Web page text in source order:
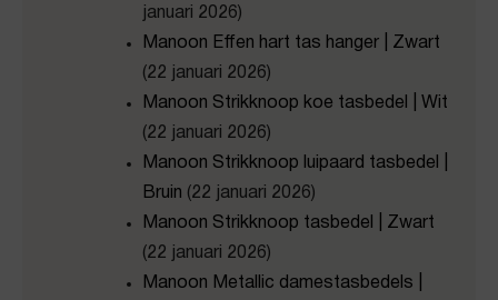
januari 2026)
Manoon Effen hart tas hanger | Zwart
(22 januari 2026)
Manoon Strikknoop koe tasbedel | Wit
(22 januari 2026)
Manoon Strikknoop luipaard tasbedel |
Bruin (22 januari 2026)
Manoon Strikknoop tasbedel | Zwart
(22 januari 2026)
Manoon Metallic damestasbedels |